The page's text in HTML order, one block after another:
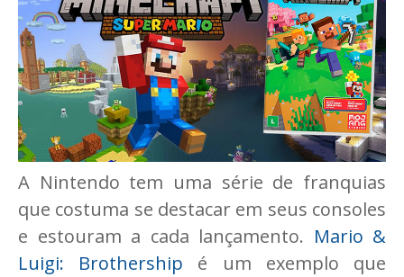
A Nintendo tem uma série de franquias
que costuma se destacar em seus consoles
e estouram a cada lançamento. Mario &
Luigi: Brothership é um exemplo que